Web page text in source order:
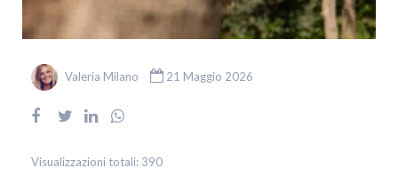
Valeria Milano 21 Maggio 2026
Visualizzazioni totali: 390